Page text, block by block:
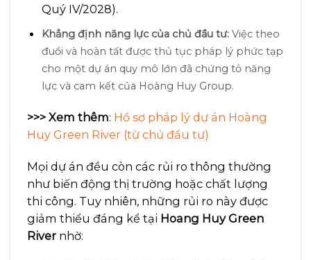
Quý IV/2028).
Khẳng định năng lực của chủ đầu tư: Việc theo
đuổi và hoàn tất được thủ tục pháp lý phức tạp
cho một dự án quy mô lớn đã chứng tỏ năng
lực và cam kết của Hoàng Huy Group.
>>> Xem thêm: Hồ sơ pháp lý dự án Hoàng
Huy Green River (từ chủ đầu tư)
Mọi dự án đều còn các rủi ro thông thường
như biến động thị trường hoặc chất lượng
thi công. Tuy nhiên, những rủi ro này được
giảm thiểu đáng kể tại Hoang Huy Green
River nhờ: